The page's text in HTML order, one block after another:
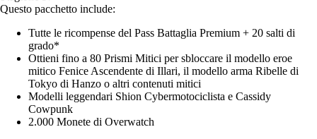
Questo pacchetto include:
Tutte le ricompense del Pass Battaglia Premium + 20 salti di
grado*
Ottieni fino a 80 Prismi Mitici per sbloccare il modello eroe
mitico Fenice Ascendente di Illari, il modello arma Ribelle di
Tokyo di Hanzo o altri contenuti mitici
Modelli leggendari Shion Cybermotociclista e Cassidy
Cowpunk
2.000 Monete di Overwatch